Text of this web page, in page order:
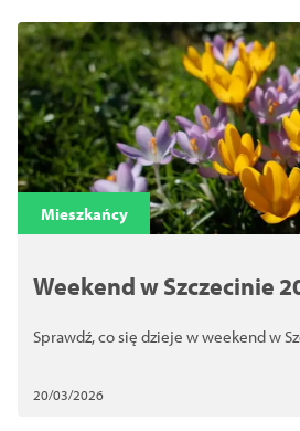
Mieszkańcy
Weekend w Szczecinie
Sprawdź, co się dzieje w weekend w
20/03/2026